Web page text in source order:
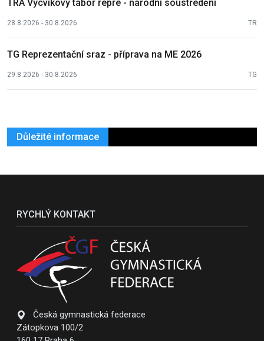
TRA Výcvikový tábor repre - národní soustředění
28.8.2026 - 30.8.2026 TR
TG Reprezentační sraz - příprava na ME 2026
29.8.2026 - 30.8.2026 TG
Důležité informace
RYCHLÝ KONTAKT
Česká gymnastická federace
Zátopkova 100/2